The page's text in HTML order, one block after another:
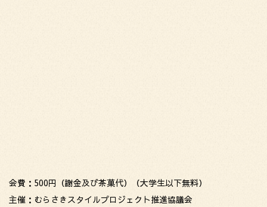
会費：500円（謝金及び茶菓代）（大学生以下無料）
主催：むらさきスタイルプロジェクト推進協議会